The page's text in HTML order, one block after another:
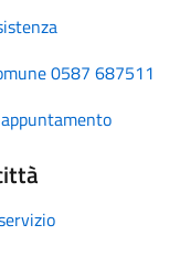
0587 687511